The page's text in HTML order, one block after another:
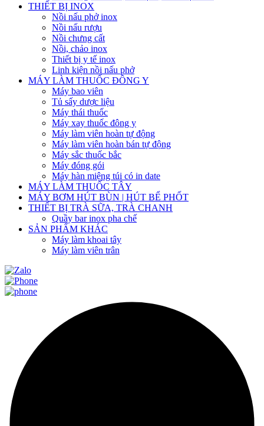
THIẾT BỊ INOX
Nồi nấu phở inox
Nồi nấu rượu
Nồi chưng cất
Nồi, chảo inox
Thiết bị y tế inox
Linh kiện nồi nấu phở
MÁY LÀM THUỐC ĐÔNG Y
Máy bao viên
Tủ sấy dược liệu
Máy thái thuốc
Máy xay thuốc đông y
Máy làm viên hoàn tự động
Máy làm viên hoàn bán tự động
Máy sắc thuốc bắc
Máy đóng gói
Máy hàn miệng túi có in date
MÁY LÀM THUỐC TÂY
MÁY BƠM HÚT BÙN | HÚT BỂ PHỐT
THIẾT BỊ TRÀ SỮA, TRÀ CHANH
Quầy bar inox pha chế
SẢN PHẨM KHÁC
Máy làm khoai tây
Máy làm viên trân